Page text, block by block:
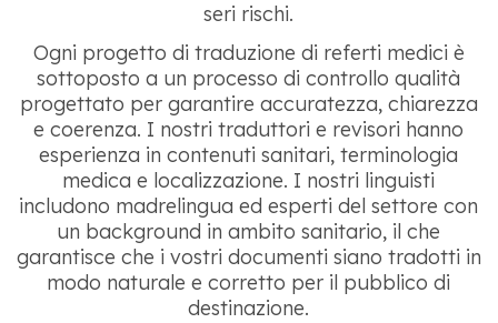
seri rischi.
Ogni progetto di traduzione di referti medici è
sottoposto a un processo di controllo qualità
progettato per garantire accuratezza, chiarezza
e coerenza. I nostri traduttori e revisori hanno
esperienza in contenuti sanitari, terminologia
medica e localizzazione. I nostri linguisti
includono madrelingua ed esperti del settore con
un background in ambito sanitario, il che
garantisce che i vostri documenti siano tradotti in
modo naturale e corretto per il pubblico di
destinazione.